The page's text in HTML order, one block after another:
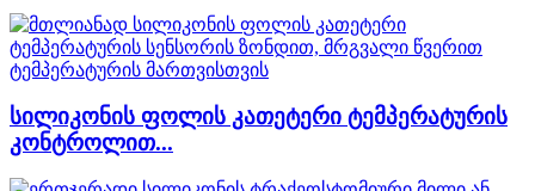
სილიკონის ფოლის კათეტერი ტემპერატურის
კონტროლით...